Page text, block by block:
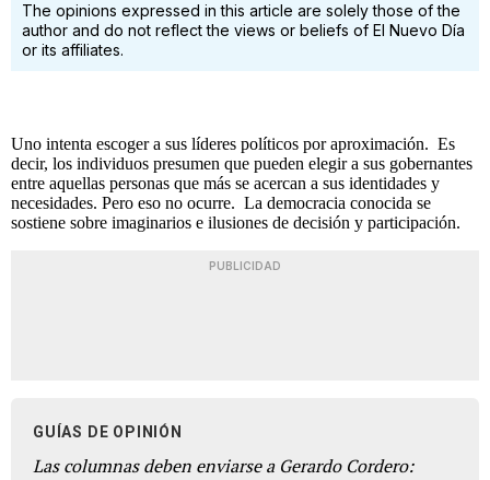
The opinions expressed in this article are solely those of the
author and do not reflect the views or beliefs of El Nuevo Día
or its affiliates.
Uno intenta escoger a sus líderes políticos por aproximación. Es
decir, los individuos presumen que pueden elegir a sus gobernantes
entre aquellas personas que más se acercan a sus identidades y
necesidades. Pero eso no ocurre. La democracia conocida se
sostiene sobre imaginarios e ilusiones de decisión y participación.
PUBLICIDAD
GUÍAS DE OPINIÓN
Las columnas deben enviarse a Gerardo Cordero: